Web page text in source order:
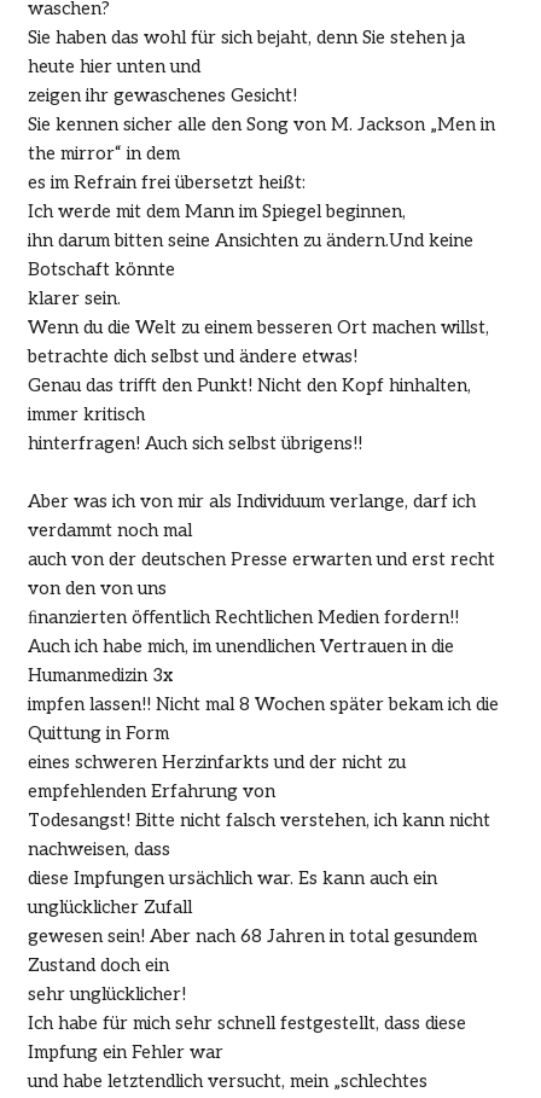
waschen?
Sie haben das wohl für sich bejaht, denn Sie stehen ja
heute hier unten und
zeigen ihr gewaschenes Gesicht!
Sie kennen sicher alle den Song von M. Jackson „Men in
the mirror“ in dem
es im Refrain frei übersetzt heißt:
Ich werde mit dem Mann im Spiegel beginnen,
ihn darum bitten seine Ansichten zu ändern.Und keine
Botschaft könnte
klarer sein.
Wenn du die Welt zu einem besseren Ort machen willst,
betrachte dich selbst und ändere etwas!
Genau das triﬀt den Punkt! Nicht den Kopf hinhalten,
immer kritisch
hinterfragen! Auch sich selbst übrigens!!
Aber was ich von mir als Individuum verlange, darf ich
verdammt noch mal
auch von der deutschen Presse erwarten und erst recht
von den von uns
ﬁnanzierten öﬀentlich Rechtlichen Medien fordern!!
Auch ich habe mich, im unendlichen Vertrauen in die
Humanmedizin 3x
impfen lassen!! Nicht mal 8 Wochen später bekam ich die
Quittung in Form
eines schweren Herzinfarkts und der nicht zu
empfehlenden Erfahrung von
Todesangst! Bitte nicht falsch verstehen, ich kann nicht
nachweisen, dass
diese Impfungen ursächlich war. Es kann auch ein
unglücklicher Zufall
gewesen sein! Aber nach 68 Jahren in total gesundem
Zustand doch ein
sehr unglücklicher!
Ich habe für mich sehr schnell festgestellt, dass diese
Impfung ein Fehler war
und habe letztendlich versucht, mein „schlechtes